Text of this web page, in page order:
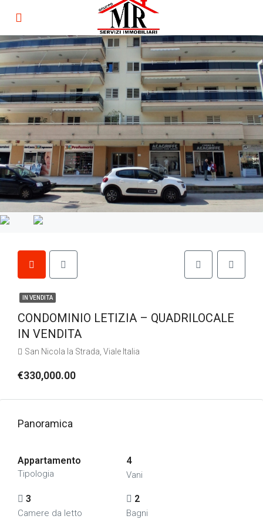
IN VENDITA
CONDOMINIO LETIZIA – QUADRILOCALE
IN VENDITA
San Nicola la Strada, Viale Italia
€330,000.00
Panoramica
Appartamento
Tipologia
4
Vani
3
Camere da letto
2
Bagni